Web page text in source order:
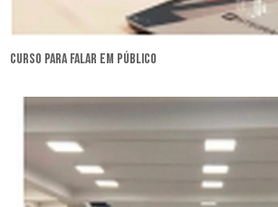
curso para falar em público